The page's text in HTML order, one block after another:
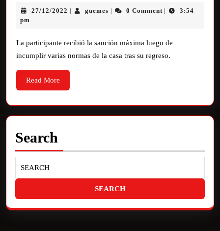
27/12/2022 | guemes | 0 Comment |
3:54
pm
La participante recibió la sanción máxima luego de
incumplir varias normas de la casa tras su regreso.
Read More
Search